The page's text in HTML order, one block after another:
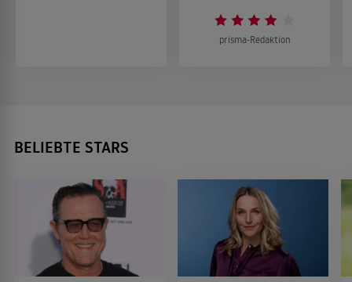
prisma-Redaktion
BELIEBTE STARS